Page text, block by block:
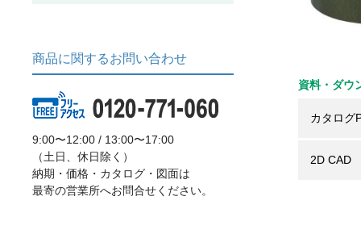
資料・ダウ
カタログ
2D CAD
商品に関するお問い合わせ
9:00〜12:00 / 13:00〜17:00
（土日、休日除く）
納期・価格・カタログ・図面は
最寄の営業所へお問合せください。